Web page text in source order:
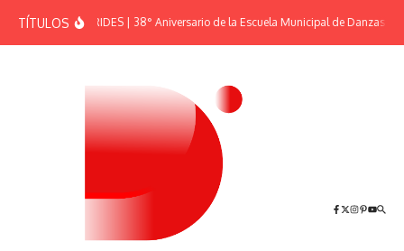
TÍTULOSEFEMÉRIDES | 38° Aniversario de la Escuela Municipal de Danzas “El